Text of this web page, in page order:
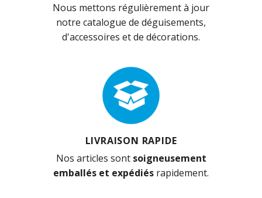
Nous mettons régulièrement à jour
notre catalogue de déguisements,
d'accessoires et de décorations.
LIVRAISON RAPIDE
Nos articles sont soigneusement
emballés et expédiés rapidement.